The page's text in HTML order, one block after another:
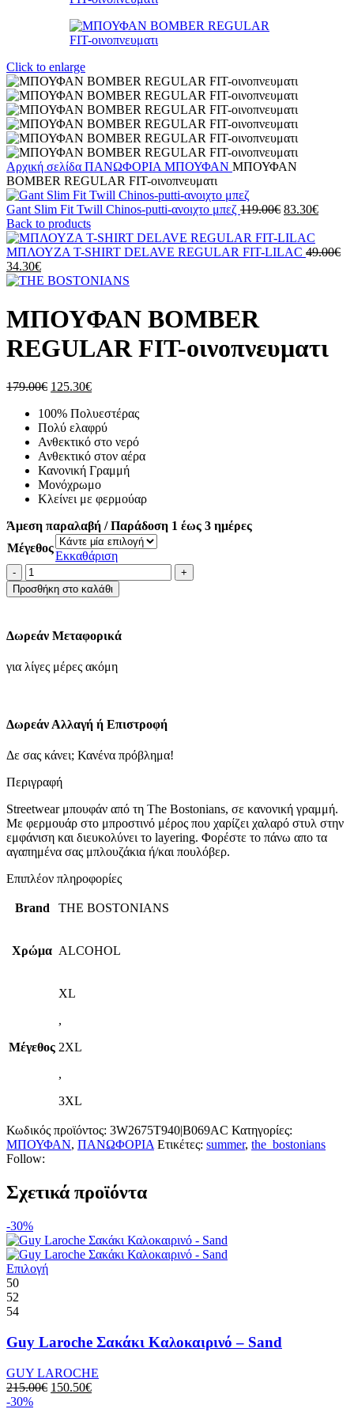
Click to enlarge
Αρχική σελίδα ΠΑΝΩΦΟΡΙΑ ΜΠΟΥΦΑΝ ΜΠΟΥΦΑΝ
BOMBER REGULAR FIT-οινοπνευματι
Gant Slim Fit Twill Chinos-putti-ανοιχτο μπεζ 119.00€ Original
was:
119.00€.
83.30€Η
είναι:
Back to products
ΜΠΛΟΥΖΑ T-SHIRT DELAVE REGULAR FIT-LILAC 49.00€
34.30€Η
τρέχουσα
είναι:
34.30€.
ΜΠΟΥΦΑΝ BOMBER
REGULAR FIT-οινοπνευματι
179.00€ Original
was:
179.00€.
125.30€Η
τιμή
είναι:
125.30€.
100% Πολυεστέρας
Πολύ ελαφρύ
Ανθεκτικό στο νερό
Ανθεκτικό στον αέρα
Κανονική Γραμμή
Μονόχρωμο
Κλείνει με φερμούαρ
Άμεση παραλαβή / Παράδοση 1 έως 3 ημέρες
Μέγεθος
Εκκαθάριση
ΜΠΟΥΦΑΝ
BOMBER
REGULAR
οινοπνευματι
ποσότητα
Προσθήκη στο καλάθι
Δωρεάν Μεταφορικά
για λίγες μέρες ακόμη
Δωρεάν Αλλαγή ή Επιστροφή
Δε σας κάνει; Κανένα πρόβλημα!
Περιγραφή
Streetwear μπουφάν από τη The Bostonians, σε κανονική γραμμή.
Με φερμουάρ στο μπροστινό μέρος που χαρίζει χαλαρό στυλ στην
εμφάνιση και διευκολύνει το layering. Φορέστε το πάνω απο τα
αγαπημένα σας μπλουζάκια ή/και πουλόβερ.
Επιπλέον πληροφορίες
Brand THE BOSTONIANS
Χρώμα ALCOHOL
Μέγεθος
XL
,
2XL
,
3XL
Κωδικός προϊόντος: 3W2675T940|B069AC Κατηγορίες:
ΜΠΟΥΦΑΝ, ΠΑΝΩΦΟΡΙΑ Ετικέτες: summer, the_bostonians
Follow:
Σχετικά προϊόντα
-30%
ΕπιλογήΑυτό
παραλλαγές.
Οι
επιλογές
μπορούν
να
50
52
54
Guy Laroche Σακάκι Καλοκαιρινό – Sand
GUY LAROCHE
215.00€ Original
150.50€Η
-30%